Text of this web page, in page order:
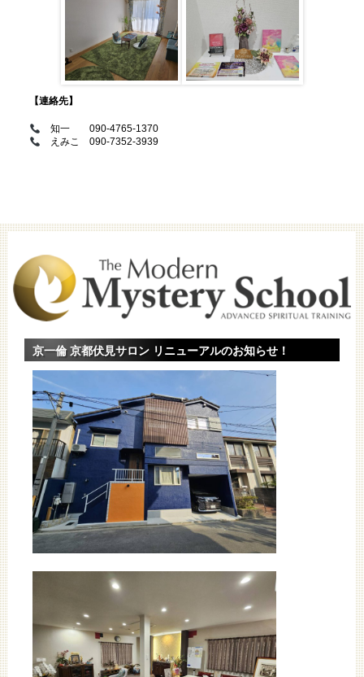
【連絡先】
知一 090-4765-1370
えみこ 090-7352-3939
京一倫 京都伏見サロン リニューアルのお知らせ！